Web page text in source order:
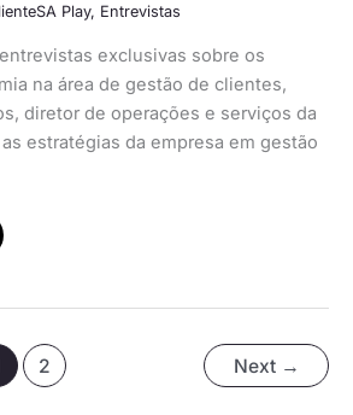
Play, Entrevistas
exclusivas sobre os
na área de gestão de clientes,
diretor de operações e serviços da
estratégias da empresa em gestão
2 Next →